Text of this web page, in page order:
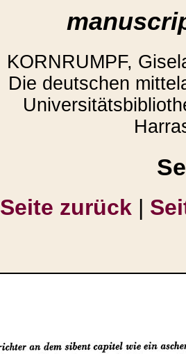
KORNRUMPF,
Die deutschen
Seite zurück |